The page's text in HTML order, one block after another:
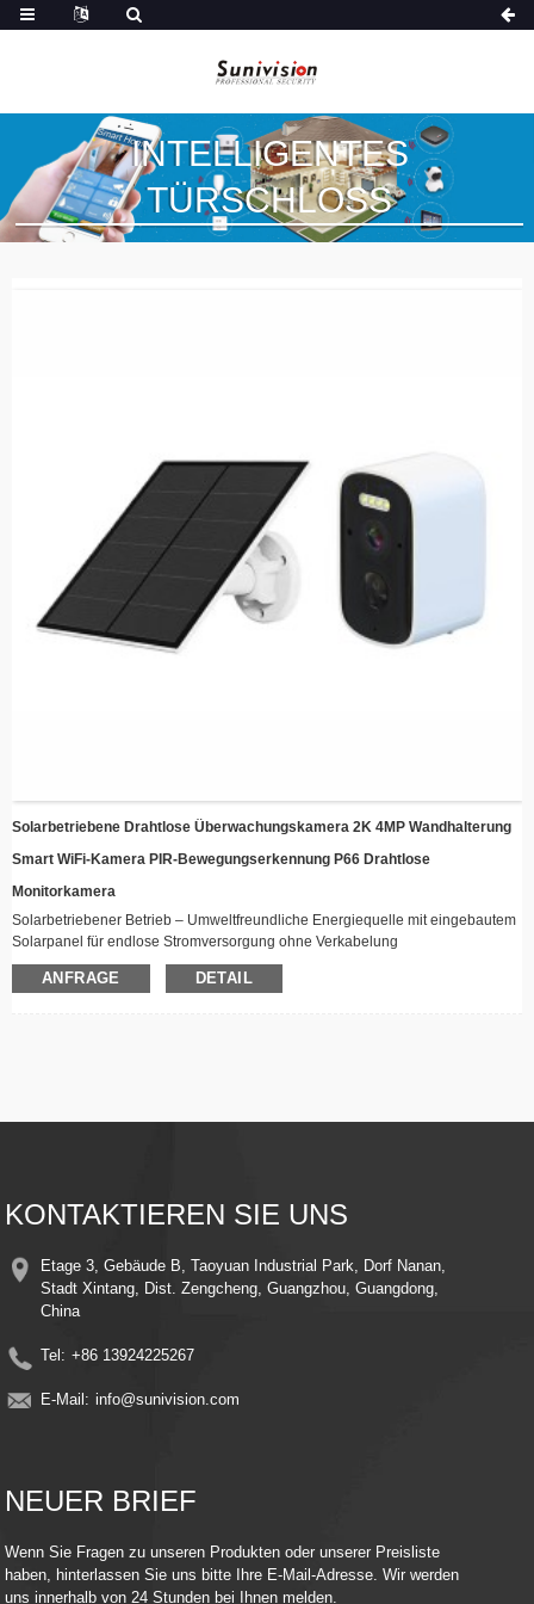
INTELLIGENTES
TÜRSCHLOSS
Solarbetriebene Drahtlose Überwachungskamera 2K 4MP Wandhalterung
Smart WiFi-Kamera PIR-Bewegungserkennung P66 Drahtlose
Monitorkamera
Solarbetriebener Betrieb – Umweltfreundliche Energiequelle mit eingebautem
Solarpanel für endlose Stromversorgung ohne Verkabelung
​​Drahtlose Konnektivität​​ – Bleiben Sie über WLAN mit Echtzeit-Videostreaming-
Funktionen aus der Ferne verbunden
überall auf Live-Feeds und aufgezeichnete Videos zu
der optionalen Cloud-Speicher-Integration
​​Energieeffizient​​ – Nutzen Sie die Kraft der Sonne, um die Stromkosten zu
senken und gleichzeitig kontinuierlichen Schutz zu gewährleisten
ANFRAGE DETAIL
KONTAKTIEREN SIE UNS
Etage 3, Gebäude B, Taoyuan Industrial Park, Dorf Nanan,
Stadt Xintang, Dist. Zengcheng, Guangzhou, Guangdong,
China
Tel: +86 13924225267
E-Mail: info@sunivision.com
NEUER BRIEF
Wenn Sie Fragen zu unseren Produkten oder unserer Preisliste
haben, hinterlassen Sie uns bitte Ihre E-Mail-Adresse. Wir werden
uns innerhalb von 24 Stunden bei Ihnen melden.